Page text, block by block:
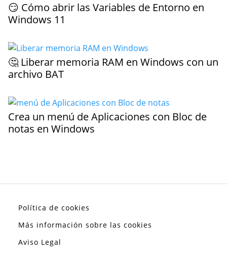
😏 Cómo abrir las Variables de Entorno en
Windows 11
🤔 Liberar memoria RAM en Windows con un
archivo BAT
Crea un menú de Aplicaciones con Bloc de
notas en Windows
Política de cookies
Más información sobre las cookies
Aviso Legal